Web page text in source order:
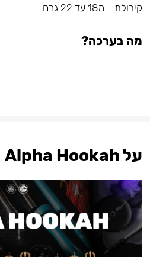
קיבולת – מ18 עד 22 גרם
מה בערכה?
על Alpha Hookah